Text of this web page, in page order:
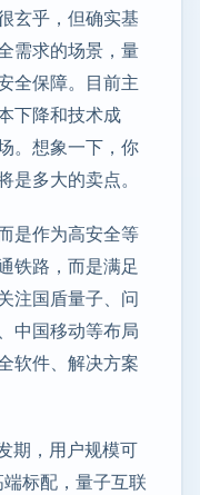
玄乎，但确实基
需求的场景，量
全保障。目前主
下降和技术成
。想象一下，你
是多大的卖点。
是作为高安全等
铁路，而是满足
注国盾量子、问
中国移动等布局
软件、解决方案
期，用户规模可
标配，量子互联